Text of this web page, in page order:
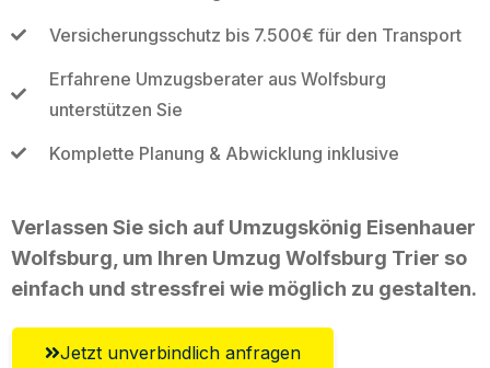
Versicherungsschutz bis 7.500€ für den Transport
Erfahrene Umzugsberater aus Wolfsburg
unterstützen Sie
Komplette Planung & Abwicklung inklusive
Verlassen Sie sich auf Umzugskönig Eisenhauer
Wolfsburg, um Ihren Umzug Wolfsburg Trier so
einfach und stressfrei wie möglich zu gestalten.
Jetzt unverbindlich anfragen